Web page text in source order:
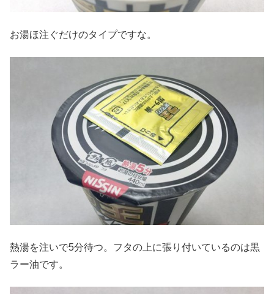
お湯ほ注ぐだけのタイプですな。
熱湯を注いで5分待つ。フタの上に張り付いているのは黒
ラー油です。